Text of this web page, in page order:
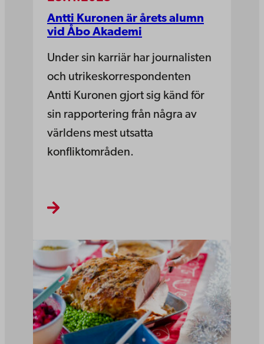
Antti Kuronen är årets alumn
vid Åbo Akademi
Under sin karriär har journalisten
och utrikeskorrespondenten
Antti Kuronen gjort sig känd för
sin rapportering från några av
världens mest utsatta
konfliktområden.